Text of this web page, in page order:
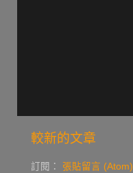
較新的文章
訂閱： 張貼留言 (Atom)